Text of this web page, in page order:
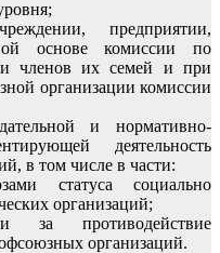
предприятии,
основе комиссии по
и членов их семей и при
организации комиссии
и нормативно-
деятельность
в том числе в части:
статуса социально
организаций;
за противодействие
организаций.